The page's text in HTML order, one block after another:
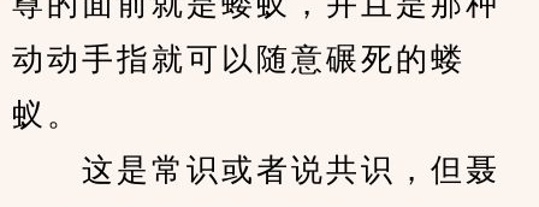
动动手指就可以随意碾死的蝼
蚁。
这是常识或者说共识，但聂